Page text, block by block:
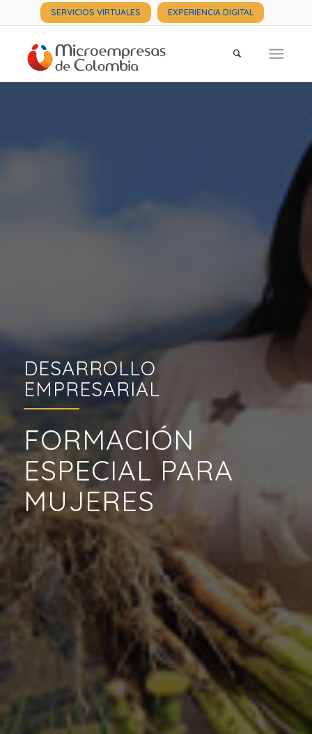
SERVICIOS VIRTUALES EXPERIENCIA DIGITAL
DESARROLLO
EMPRESARIAL
FORMACIÓN
ESPECIAL PARA
MUJERES